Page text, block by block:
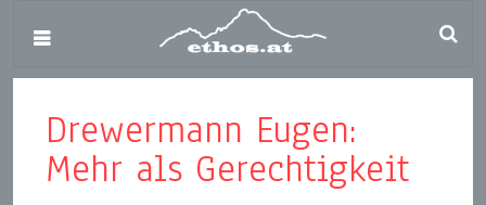
Drewermann Eugen:
Mehr als Gerechtigkeit